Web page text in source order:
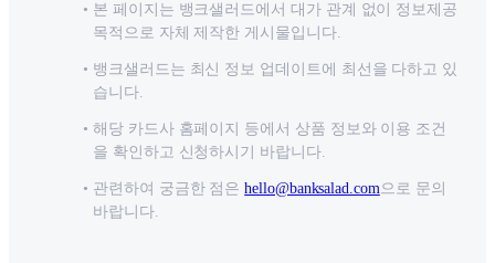
본 페이지는 뱅크샐러드에서 대가 관계 없이 정보제공
목적으로 자체 제작한 게시물입니다.
뱅크샐러드는 최신 정보 업데이트에 최선을 다하고 있
습니다.
해당 카드사 홈페이지 등에서 상품 정보와 이용 조건
을 확인하고 신청하시기 바랍니다.
관련하여 궁금한 점은 hello@banksalad.com으로 문의
바랍니다.